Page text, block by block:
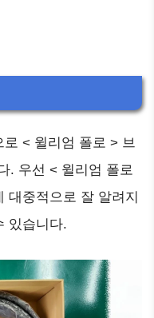
< 윌리엄 폴로 > 브
. 우선 < 윌리엄 폴로
대중적으로 잘 알려지
있습니다.